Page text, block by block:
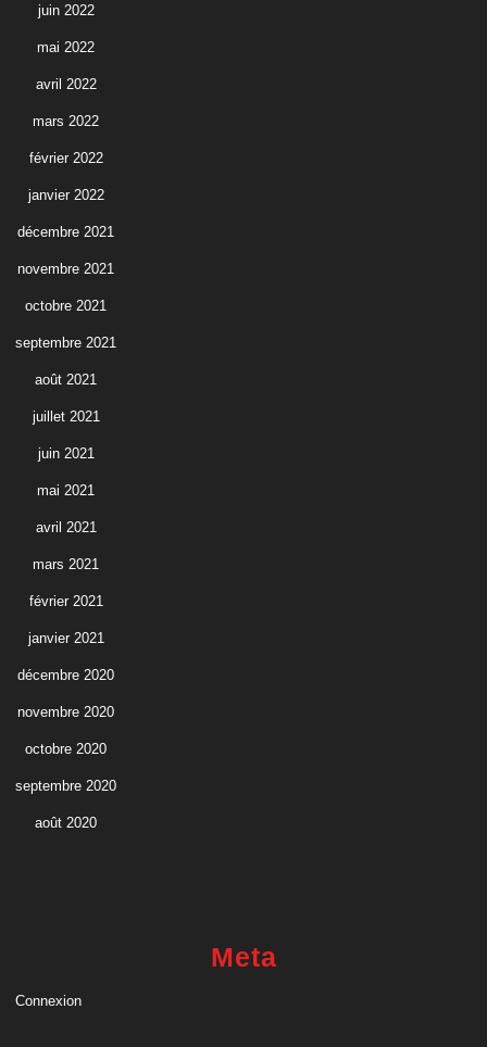
juin 2022
mai 2022
avril 2022
mars 2022
février 2022
janvier 2022
décembre 2021
novembre 2021
octobre 2021
septembre 2021
août 2021
juillet 2021
juin 2021
mai 2021
avril 2021
mars 2021
février 2021
janvier 2021
décembre 2020
novembre 2020
octobre 2020
septembre 2020
août 2020
Meta
Connexion